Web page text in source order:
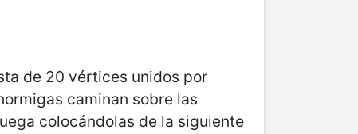
de 20 vértices unidos por
caminan sobre las
colocándolas de la siguiente